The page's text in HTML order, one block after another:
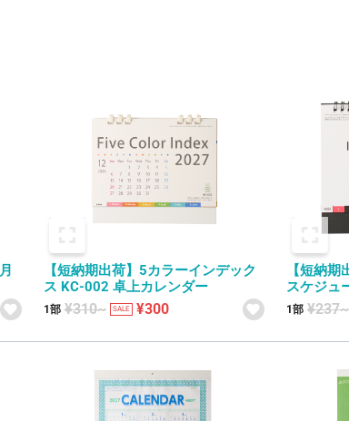
【短納期出荷】5カラーインデック
ス KC-002 卓上カレンダー
1部 ¥310~ SALE ¥300
【短納
スケジュ
1部 ¥237~